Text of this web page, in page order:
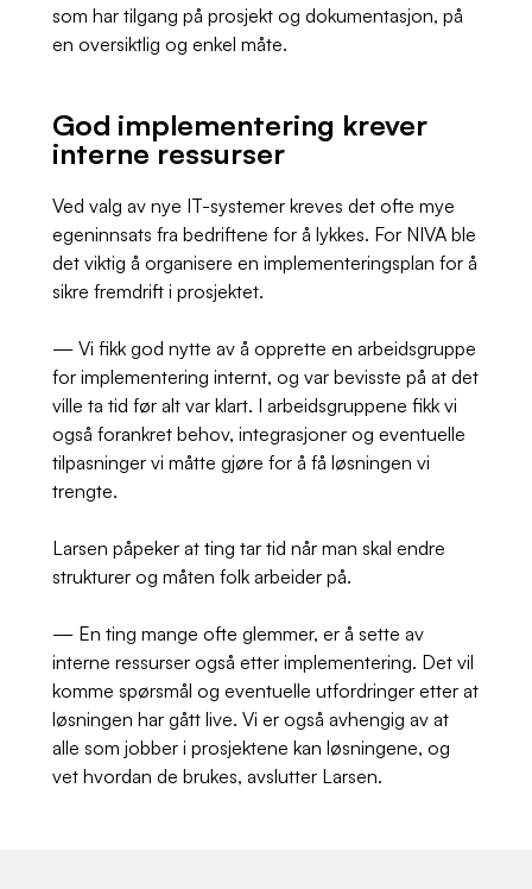
som har tilgang på prosjekt og dokumentasjon, på
en oversiktlig og enkel måte.
God implementering krever
interne ressurser
Ved valg av nye IT-systemer kreves det ofte mye
egeninnsats fra bedriftene for å lykkes. For NIVA ble
det viktig å organisere en implementeringsplan for å
sikre fremdrift i prosjektet.
— Vi fikk god nytte av å opprette en arbeidsgruppe
for implementering internt, og var bevisste på at det
ville ta tid før alt var klart. I arbeidsgruppene fikk vi
også forankret behov, integrasjoner og eventuelle
tilpasninger vi måtte gjøre for å få løsningen vi
trengte.
Larsen påpeker at ting tar tid når man skal endre
strukturer og måten folk arbeider på.
— En ting mange ofte glemmer, er å sette av
interne ressurser også etter implementering. Det vil
komme spørsmål og eventuelle utfordringer etter at
løsningen har gått live. Vi er også avhengig av at
alle som jobber i prosjektene kan løsningene, og
vet hvordan de brukes, avslutter Larsen.